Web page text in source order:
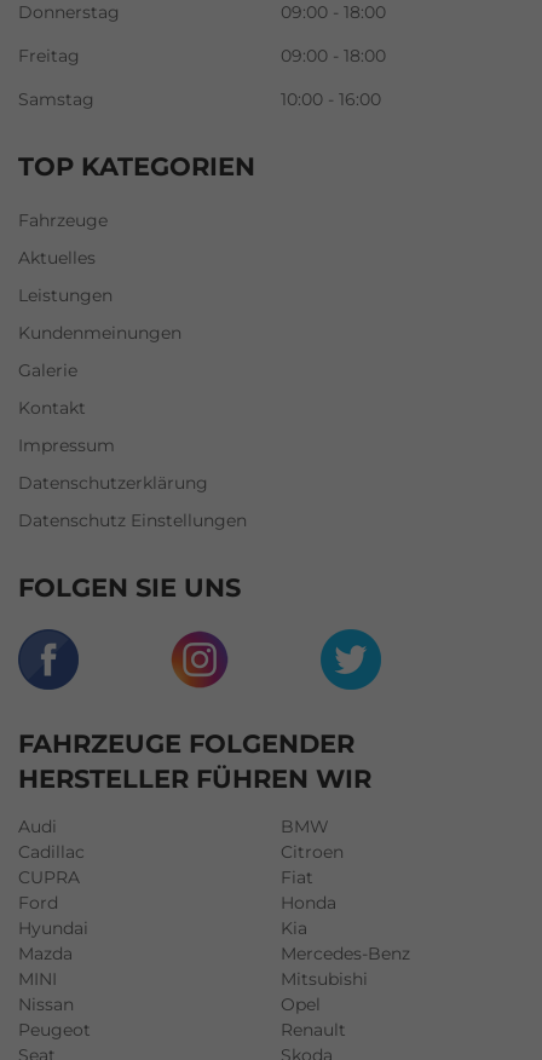
Donnerstag
09:00 - 18:00
Freitag
09:00 - 18:00
Samstag
10:00 - 16:00
TOP KATEGORIEN
Fahrzeuge
Aktuelles
Leistungen
Kundenmeinungen
Galerie
Kontakt
Impressum
Datenschutzerklärung
Datenschutz Einstellungen
FOLGEN SIE UNS
FAHRZEUGE FOLGENDER
HERSTELLER FÜHREN WIR
Audi
BMW
Cadillac
Citroen
CUPRA
Fiat
Ford
Honda
Hyundai
Kia
Mazda
Mercedes-Benz
MINI
Mitsubishi
Nissan
Opel
Peugeot
Renault
Seat
Skoda